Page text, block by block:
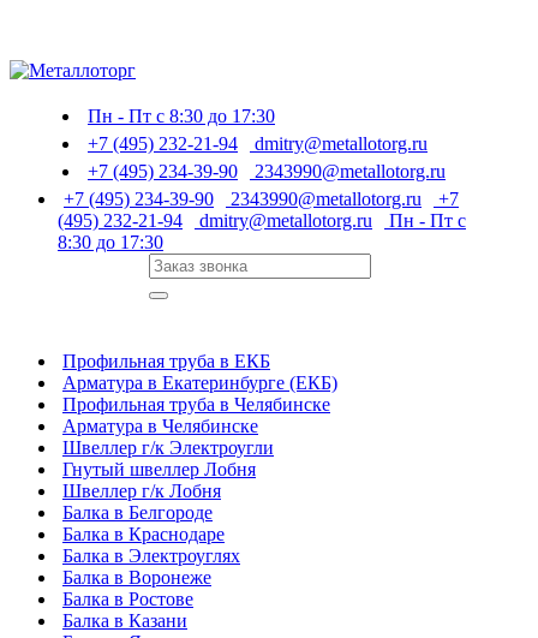
Пн - Пт с 8:30 до 17:30
+7 (495) 232-21-94
dmitry@metallotorg.ru
+7 (495) 234-39-90
2343990@metallotorg.ru
+7 (495) 234-39-90
2343990@metallotorg.ru
+7
(495) 232-21-94
dmitry@metallotorg.ru
Пн - Пт с
8:30 до 17:30
Профильная труба в ЕКБ
Арматура в Екатеринбурге (ЕКБ)
Профильная труба в Челябинске
Арматура в Челябинске
Швеллер г/к Электроугли
Гнутый швеллер Лобня
Швеллер г/к Лобня
Балка в Белгороде
Балка в Краснодаре
Балка в Электроуглях
Балка в Воронеже
Балка в Ростове
Балка в Казани